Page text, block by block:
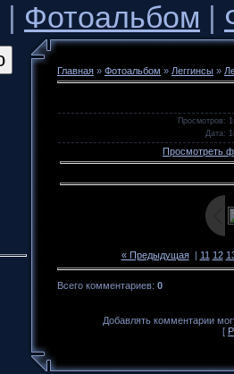
| Фотоальбом |
Главная » Фотоальбом » Леггинсы »
Просмотров:
Дата:
Просмотреть
« Предыдущая| 11 12
Всего комментариев: 0
Добавлять комментарии
[